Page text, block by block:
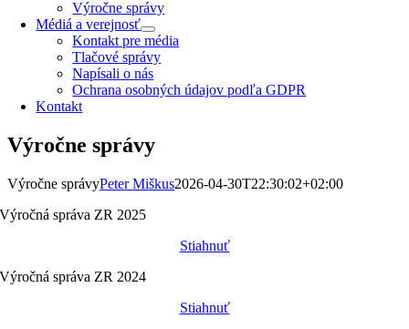
Výročne správy
Médiá a verejnosť
Kontakt pre média
Tlačové správy
Napísali o nás
Ochrana osobných údajov podľa GDPR
Kontakt
Výročne správy
Výročne správyPeter Miškus2026-04-30T22:30:02+02:00
Výročná správa ZR 2025
Stiahnuť
Výročná správa ZR 2024
Stiahnuť